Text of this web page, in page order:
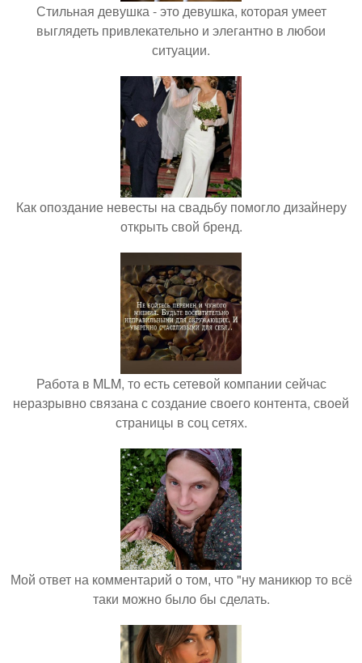
Стильная девушка - это девушка, которая умеет
выглядеть привлекательно и элегантно в любои
ситуации.
Как опоздание невесты на свадьбу помогло дизайнеру
открыть свой бренд.
Работа в MLM, то есть сетевой компании сейчас
неразрывно связана с создание своего контента, своей
страницы в соц сетях.
Мой ответ на комментарий о том, что "ну маникюр то всё
таки можно было бы сделать.